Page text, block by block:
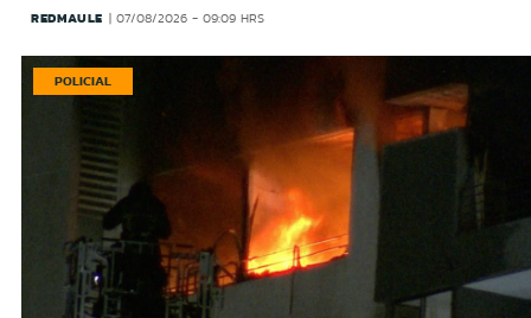
REDMAULE 07/08/2026 - 09:09 HRS
POLICIAL